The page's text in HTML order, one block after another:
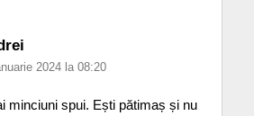
2024 la 08:20
minciuni spui. Ești pătimaș și nu